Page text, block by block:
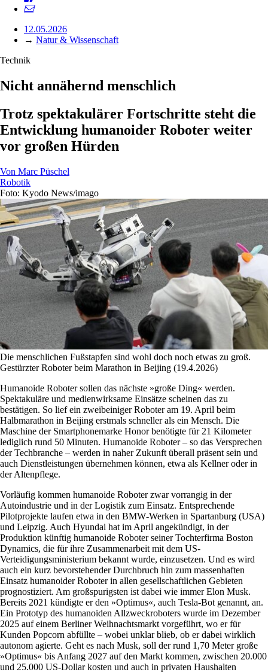
12.05.2026
→ Natur & Wissenschaft
Technik
Nicht annähernd menschlich
Trotz spektakulärer Fortschritte steht die
Entwicklung humanoider Roboter weiter
vor großen Hürden
Von Marc Püschel
Robotik
Foto: Kyodo News/imago
Die menschlichen Fußstapfen sind wohl doch noch etwas zu groß.
Gestürzter Roboter beim Marathon in Beijing (19.4.2026)
Humanoide Roboter sollen das nächste »große Ding« werden.
Spektakuläre und medienwirksame Einsätze scheinen das zu
bestätigen. So lief ein zweibeiniger Roboter am 19. April beim
Halbmarathon in Beijing erstmals schneller als ein Mensch. Die
Maschine der Smartphonemarke Honor benötigte für 21 Kilometer
lediglich rund 50 Minuten. Humanoide Roboter – so das Versprechen
der Techbranche – werden in naher Zukunft überall präsent sein und
auch Dienstleistungen übernehmen können, etwa als Kellner oder in
der Altenpflege.
Vorläufig kommen humanoide Roboter zwar vorrangig in der
Autoindustrie und in der Logistik zum Einsatz. Entsprechende
Pilotprojekte laufen etwa in den BMW‑Werken in Spartanburg (USA)
und Leipzig. Auch Hyundai hat im April angekündigt, in der
Produktion künftig humanoide Roboter seiner Tochterfirma Boston
Dynamics, die für ihre Zusammenarbeit mit dem US-
Verteidigungsministerium bekannt wurde, einzusetzen. Und es wird
auch ein kurz bevorstehender Durchbruch hin zum massenhaften
Einsatz humanoider Roboter in allen gesellschaftlichen Gebieten
prognostiziert. Am großspurigsten ist dabei wie immer Elon Musk.
Bereits 2021 kündigte er den »Optimus«, auch Tesla-Bot genannt, an.
Ein Prototyp des humanoiden Allzweckroboters wurde im Dezember
2025 auf einem Berliner Weihnachtsmarkt vorgeführt, wo er für
Kunden Popcorn abfüllte – wobei unklar blieb, ob er dabei wirklich
autonom agierte. Geht es nach Musk, soll der rund 1,70 Meter große
»Optimus« bis Anfang 2027 auf den Markt kommen, zwischen 20.000
und 25.000 US-Dollar kosten und auch in privaten Haushalten